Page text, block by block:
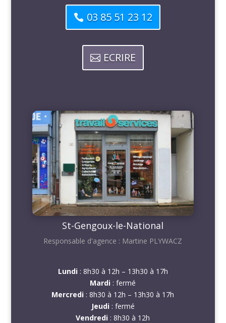
03 85 51 23 12
ECRIRE
St-Gengoux-le-National
Responsable d'agence : Martine PLYWACZ
Lundi: 8h30 à 12h – 13h30 à 17h
Mardi : fermé
Mercredi : 8h30 à 12h – 13h30 à 17h
Jeudi: fermé
Vendredi : 8h30 à 12h